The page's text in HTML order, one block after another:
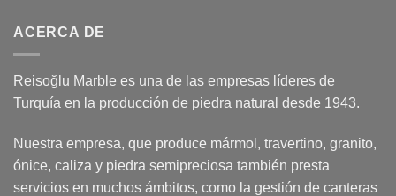
ACERCA DE
Reisoğlu Marble es una de las empresas líderes de
Turquía en la producción de piedra natural desde 1943.
Nuestra empresa, que produce mármol, travertino, granito,
ónice, caliza y piedra semipreciosa también presta
servicios en muchos ámbitos, como la gestión de canteras